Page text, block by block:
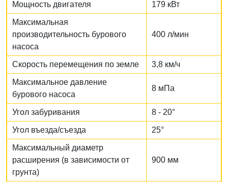
Мощность двигателя 179 кВт
Максимальная
производительность бурового
насоса
400 л/мин
Скорость перемещения по земле 3,8 км/ч
Максимальное давление
бурового насоса
8 мПа
Угол забуривания 8 - 20°
Угол въезда/съезда 25°
Максимальный диаметр
расширения (в зависимости от
грунта)
900 мм